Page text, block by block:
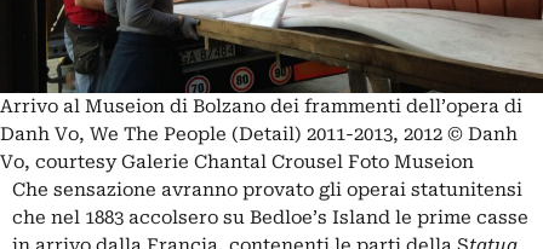
Arrivo al Museion di Bolzano dei frammenti dell’opera di
Danh Vo, We The People (Detail) 2011-2013, 2012 © Danh
Vo, courtesy Galerie Chantal Crousel Foto Museion
Che sensazione avranno provato gli operai statunitensi
che nel 1883 accolsero su Bedloe’s Island le prime casse